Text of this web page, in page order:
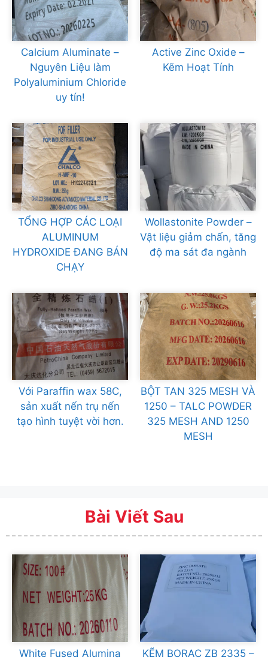
Calcium Aluminate –
Nguyên Liệu làm
Polyaluminium Chloride
uy tín!
Active Zinc Oxide –
Kẽm Hoạt Tính
TỔNG HỢP CÁC LOẠI
ALUMINUM
HYDROXIDE ĐANG BÁN
CHẠY
Wollastonite Powder –
Vật liệu giảm chấn, tăng
độ ma sát đa ngành
Với Paraffin wax 58C,
sản xuất nến trụ nến
tạo hình tuyệt vời hơn.
BỘT TAN 325 MESH VÀ
1250 – TALC POWDER
325 MESH AND 1250
MESH
Bài Viết Sau
White Fused Alumina
KẼM BORAC ZB 2335 –